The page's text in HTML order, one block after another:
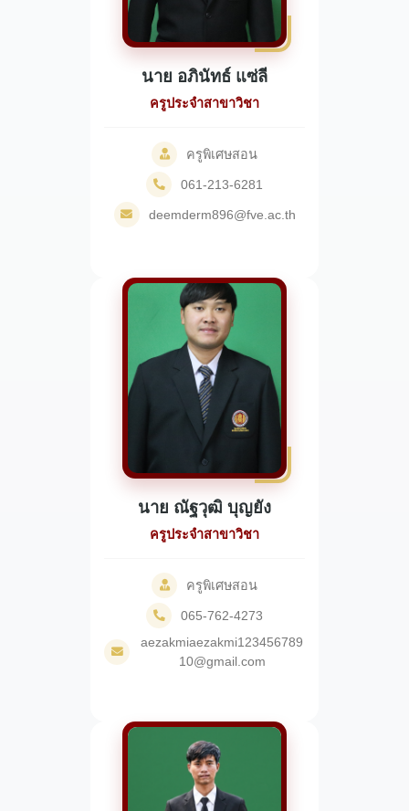
นาย อภินัทธ์ แซ่ลี
ครูประจำสาขาวิชา
ครูพิเศษสอน
061-213-6281
deemderm896@fve.ac.th
นาย ณัฐวุฒิ บุญยัง
ครูประจำสาขาวิชา
ครูพิเศษสอน
065-762-4273
aezakmiaezakmi123456789
10@gmail.com